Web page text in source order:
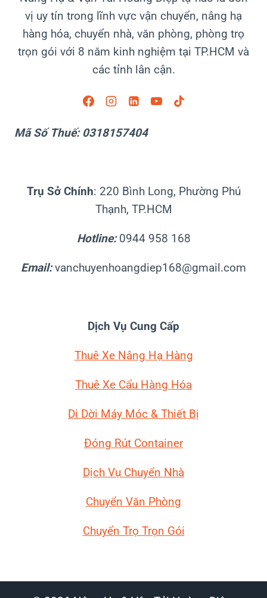
vị uy tín trong lĩnh vực vận chuyển, nâng hạ
hàng hóa, chuyển nhà, văn phòng, phòng trọ
trọn gói với 8 năm kinh nghiệm tại TP.HCM và
các tỉnh lân cận.
Mã Số Thuế: 0318157404
Trụ Sở Chính: 220 Bình Long, Phường Phú
Thạnh, TP.HCM
Hotline:0944 958 168
Email:vanchuyenhoangdiep168@gmail.com
Dịch Vụ Cung Cấp
Thuê Xe Nâng Hạ Hàng
Thuê Xe Cẩu Hàng Hóa
Di Dời Máy Móc & Thiết Bị
Đóng Rút Container
Dịch Vụ Chuyển Nhà
Chuyển Văn Phòng
Chuyển Trọ Trọn Gói